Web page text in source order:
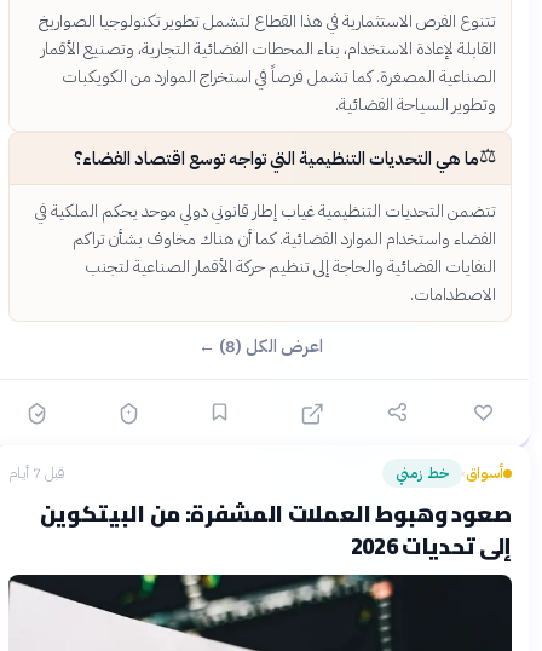
تتنوع الفرص الاستثمارية في هذا القطاع لتشمل تطوير تكنولوجيا الصواريخ
القابلة لإعادة الاستخدام، بناء المحطات الفضائية التجارية، وتصنيع الأقمار
الصناعية المصغرة. كما تشمل فرصاً في استخراج الموارد من الكويكبات
وتطوير السياحة الفضائية.
⚖️ما هي التحديات التنظيمية التي تواجه توسع اقتصاد الفضاء؟
تتضمن التحديات التنظيمية غياب إطار قانوني دولي موحد يحكم الملكية في
الفضاء واستخدام الموارد الفضائية. كما أن هناك مخاوف بشأن تراكم
النفايات الفضائية والحاجة إلى تنظيم حركة الأقمار الصناعية لتجنب
الاصطدامات.
اعرض الكل (8) ←
أسواق› خط زمني قبل 7 أيام
صعود وهبوط العملات المشفرة: من البيتكوين
إلى تحديات 2026